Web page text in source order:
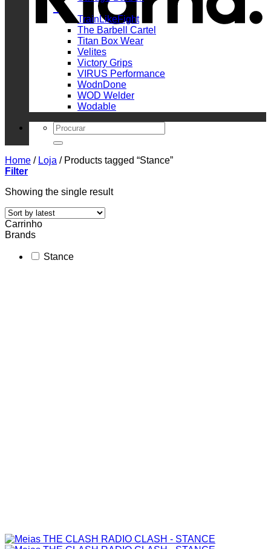
_
TrainLikeFight
The Barbell Cartel
Titan Box Wear
Velites
Victory Grips
VIRUS Performance
WodnDone
WOD Welder
Wodable
Search
for:
Home / Loja /Products tagged “Stance”
Filter
Showing the single result
Carrinho
Brands
Stance